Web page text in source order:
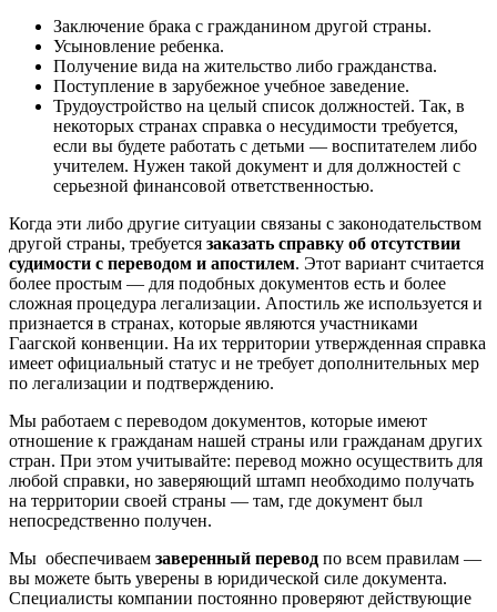
Заключение брака с гражданином другой страны.
Усыновление ребенка.
Получение вида на жительство либо гражданства.
Поступление в зарубежное учебное заведение.
Трудоустройство на целый список должностей. Так, в
некоторых странах справка о несудимости требуется,
если вы будете работать с детьми — воспитателем либо
учителем. Нужен такой документ и для должностей с
серьезной финансовой ответственностью.
Когда эти либо другие ситуации связаны с законодательством
другой страны, требуется заказать справку об отсутствии
судимости с переводом и апостилем. Этот вариант считается
более простым — для подобных документов есть и более
сложная процедура легализации. Апостиль же используется и
признается в странах, которые являются участниками
Гаагской конвенции. На их территории утвержденная справка
имеет официальный статус и не требует дополнительных мер
по легализации и подтверждению.
Мы работаем с переводом документов, которые имеют
отношение к гражданам нашей страны или гражданам других
стран. При этом учитывайте: перевод можно осуществить для
любой справки, но заверяющий штамп необходимо получать
на территории своей страны — там, где документ был
непосредственно получен.
Мы обеспечиваем заверенный перевод по всем правилам —
вы можете быть уверены в юридической силе документа.
Специалисты компании постоянно проверяют действующие